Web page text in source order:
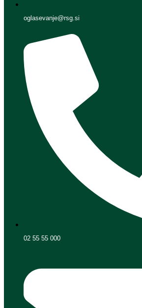
oglasevanje@rsg.si
02 55 55 000